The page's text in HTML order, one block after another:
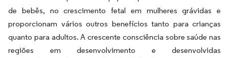
de bebês, no crescimento fetal em mulheres grávidas e
proporcionam vários outros benefícios tanto para crianças
quanto para adultos. A crescente consciência sobre saúde nas
regiões em desenvolvimento e desenvolvidas